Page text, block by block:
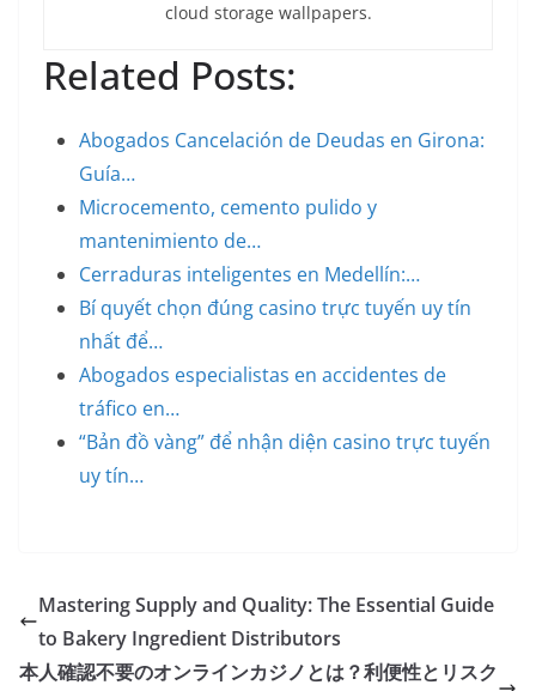
cloud storage wallpapers.
Related Posts:
Abogados Cancelación de Deudas en Girona:
Guía…
Microcemento, cemento pulido y
mantenimiento de…
Cerraduras inteligentes en Medellín:…
Bí quyết chọn đúng casino trực tuyến uy tín
nhất để…
Abogados especialistas en accidentes de
tráfico en…
“Bản đồ vàng” để nhận diện casino trực tuyến
uy tín…
Mastering Supply and Quality: The Essential Guide
to Bakery Ingredient Distributors
本人確認不要のオンラインカジノとは？利便性とリスク